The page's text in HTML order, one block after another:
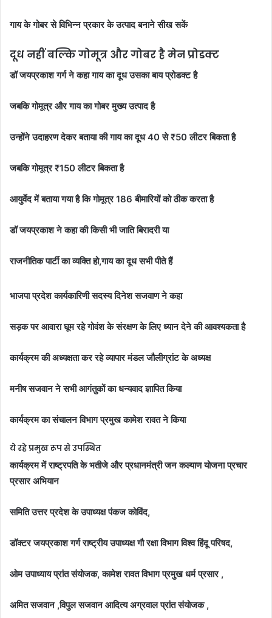
गाय के गोबर से विभिन्न प्रकार के उत्पाद बनाने सीख सकें
दूध नहीं बल्कि गोमूत्र और गोबर है मेन प्रोडक्ट
डॉ जयप्रकाश गर्ग ने कहा गाय का दूध उसका बाय प्रोडक्ट है
जबकि गोमूत्र और गाय का गोबर मुख्य उत्पाद है
उन्होंने उदाहरण देकर बताया की गाय का दूध 40 से ₹50 लीटर बिकता है
जबकि गोमूत्र ₹150 लीटर बिकता है
आयुर्वेद में बताया गया है कि गोमूत्र 186 बीमारियों को ठीक करता है
डॉ जयप्रकाश ने कहा की किसी भी जाति बिरादरी या
राजनीतिक पार्टी का व्यक्ति हो,गाय का दूध सभी पीते हैं
भाजपा प्रदेश कार्यकारिणी सदस्य दिनेश सजवाण ने कहा
सड़क पर आवारा घूम रहे गोवंश के संरक्षण के लिए ध्यान देने की आवश्यकता है
कार्यक्रम की अध्यक्षता कर रहे व्यापार मंडल जौलीग्रांट के अध्यक्ष
मनीष सजवान ने सभी आगंतुकों का धन्यवाद ज्ञापित किया
कार्यक्रम का संचालन विभाग प्रमुख कामेश रावत ने किया
ये रहे प्रमुख रूप से उपस्थित
कार्यक्रम में राष्ट्रपति के भतीजे और प्रधानमंत्री जन कल्याण योजना प्रचार
प्रसार अभियान
समिति उत्तर प्रदेश के उपाध्यक्ष पंकज कोविंद,
डॉक्टर जयप्रकाश गर्ग राष्ट्रीय उपाध्यक्ष गौ रक्षा विभाग विश्व हिंदू परिषद,
ओम उपाध्याय प्रांत संयोजक, कामेश रावत विभाग प्रमुख धर्म प्रसार ,
अमित सजवान ,विपुल सजवान आदित्य अग्रवाल प्रांत संयोजक ,